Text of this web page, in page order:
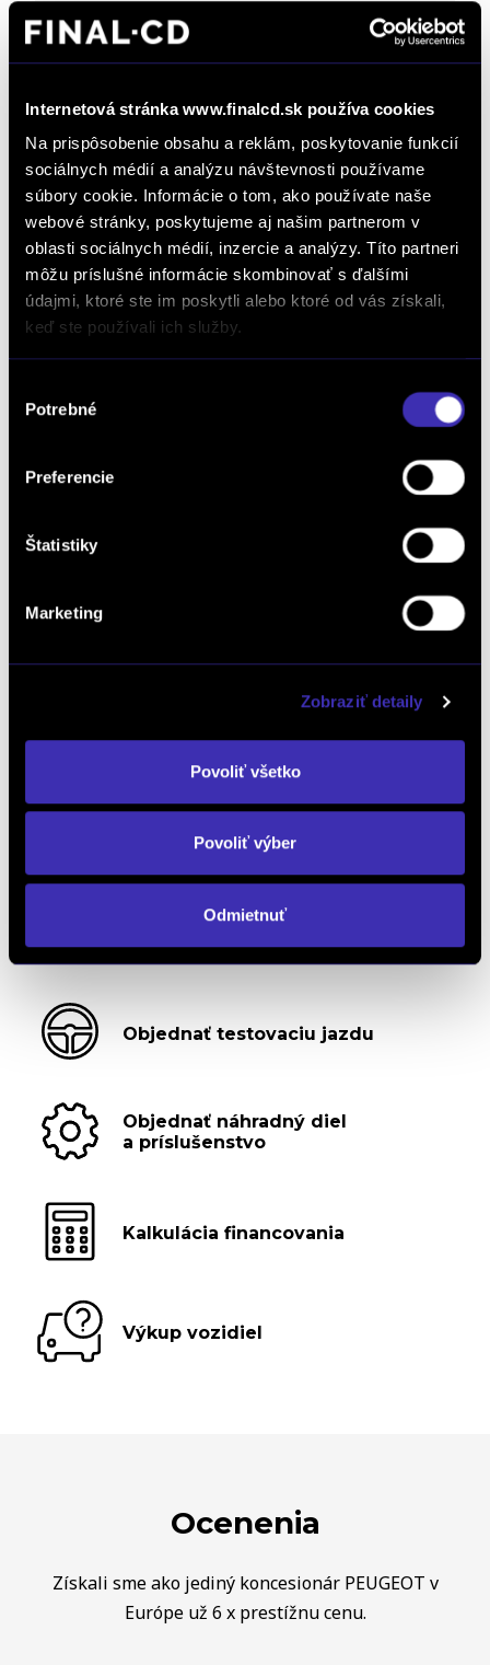
Internetová stránka www.finalcd.sk používa cookies
Na prispôsobenie obsahu a reklám, poskytovanie funkcií
sociálnych médií a analýzu návštevnosti používame
súbory cookie. Informácie o tom, ako používate naše
webové stránky, poskytujeme aj našim partnerom v
oblasti sociálnych médií, inzercie a analýzy. Títo partneri
môžu príslušné informácie skombinovať s ďalšími
údajmi, ktoré ste im poskytli alebo ktoré od vás získali,
keď ste používali ich služby.
súhlasu
Potrebné
Preferencie
Štatistiky
Marketing
Zobraziť detaily
Povoliť všetko
Povoliť výber
Odmietnuť
26 450 € s DPH -31%
18 350 €
Možný odpočet DPH
Peugeot 308 1.2 Hybrid GT Hybrid 145k
Automat
32 550 €
Možný odpočet DPH
DETAIL
Dopyt na vozidlo
Objednať testovaciu jazdu
Objednať náhradný diel
a príslušenstvo
Kalkulácia financovania
Výkup vozidiel
Ocenenia
Získali sme ako jediný koncesionár PEUGEOT v
Európe už 6 x prestížnu cenu.